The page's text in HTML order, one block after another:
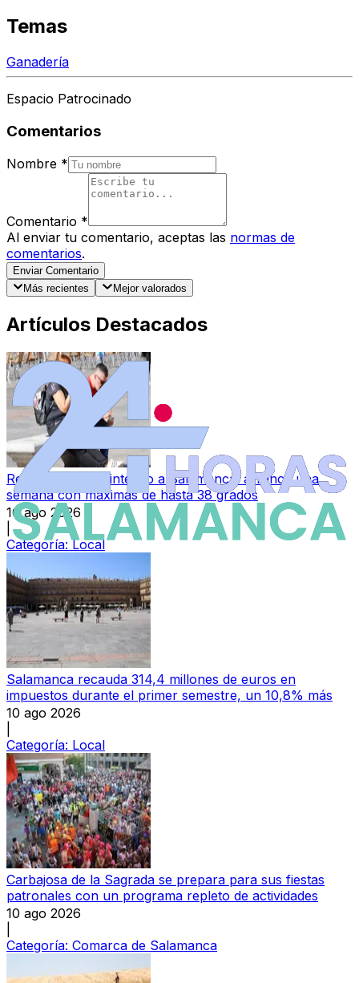
Temas
Ganadería
Espacio Patrocinado
Comentarios
Nombre *
Comentario *
Al enviar tu comentario, aceptas las normas de
comentarios.
Enviar Comentario
Más recientes
Mejor valorados
Artículos Destacados
Regresa el calor intenso a Salamanca: arranca una
semana con máximas de hasta 38 grados
10 ago 2026
Categoría:Local
Salamanca recauda 314,4 millones de euros en
impuestos durante el primer semestre, un 10,8% más
10 ago 2026
Categoría: Local
Carbajosa de la Sagrada se prepara para sus fiestas
patronales con un programa repleto de actividades
10 ago 2026
Categoría: Comarca de Salamanca